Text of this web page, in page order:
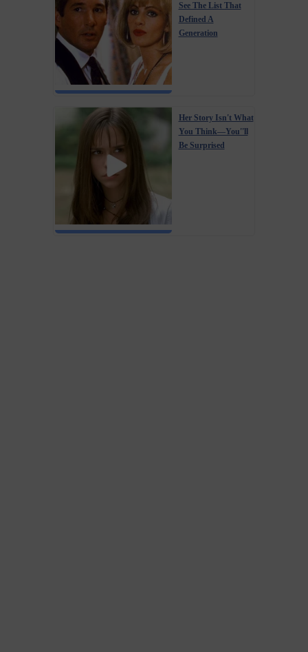
See The List That
Defined A
Generation
Her Story Isn't What
You Think—You''ll
Be Surprised